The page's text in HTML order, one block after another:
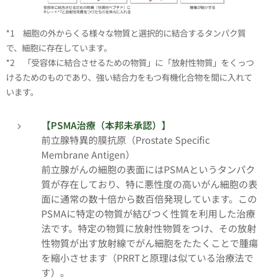
*1 細胞の外からくる様々な物質と選択的に結合するタンパク質
で、細胞に存在しています。
*2 「受容体に結合させるための物質」に「放射性物質」をくっつ
けるためのものであり、強い結合力をもつ有機化合物を間に入れて
います。
【PSMA治療（本邦未承認）】
前立腺特異的膜抗原（Prostate Specific
Membrane Antigen）
前立腺がんの細胞の表面にはPSMAというタンパク
質が存在しており、特に悪性度の高いがん細胞の表
面に通常の数十倍から数百倍発現しています。この
PSMAに特定の物質が結びつく性質を利用した治療
法です。特定の物質に放射性物質をつけ、その放射
性物質が出す放射線でがん細胞をたたくことで腫瘍
を縮小させます（PRRTと原理は似ている治療法で
す）。